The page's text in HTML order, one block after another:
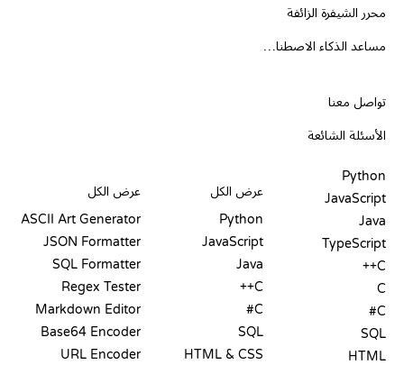
محرر الشيفرة الزائفة
مساعد الذكاء الاصطناعي
تواصل معنا
الأسئلة الشائعة
Python
JavaScript
Java
TypeScript
C++
C
C#
SQL
HTML
عرض الكل
Python
JavaScript
Java
C++
C#
SQL
HTML & CSS
عرض الكل
ASCII Art Generator
JSON Formatter
SQL Formatter
Regex Tester
Markdown Editor
Base64 Encoder
URL Encoder